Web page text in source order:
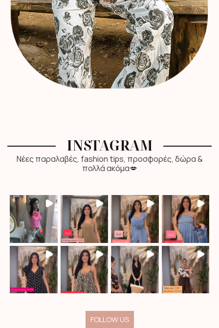
INSTAGRAM
Νέες παραλαβές, fashion tips, προσφορές, δώρα &
πολλά ακόμα💋
FOLLOW US